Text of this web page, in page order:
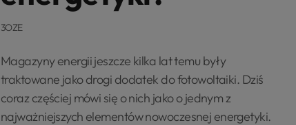
3OZE
Magazyny energii jeszcze kilka lat temu były
traktowane jako drogi dodatek do fotowoltaiki. Dziś
coraz częściej mówi się o nich jako o jednym z
najważniejszych elementów nowoczesnej energetyki.